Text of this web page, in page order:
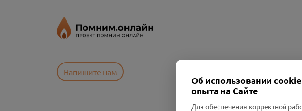
Напишите нам
Об использовании
опыта на Сайте
Для обеспечения корректной